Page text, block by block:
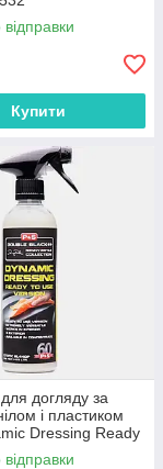
Купити
догляду за
і пластиком
Dressing Ready
473мл 214615